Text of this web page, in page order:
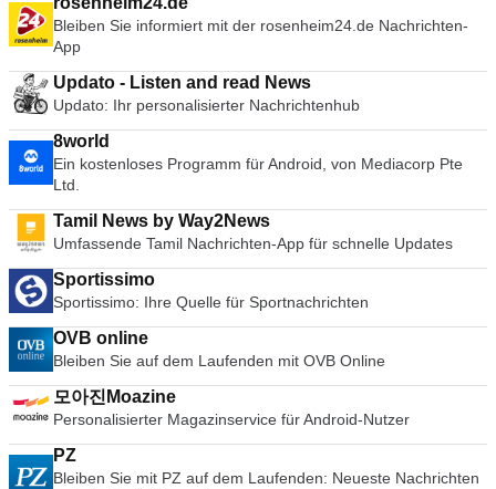
Bleiben Sie informiert mit der rosenheim24.de Nachrichten-
App
Updato - Listen and read News
Updato: Ihr personalisierter Nachrichtenhub
8world
Ein kostenloses Programm für Android, von Mediacorp Pte
Ltd.
Tamil News by Way2News
Umfassende Tamil Nachrichten-App für schnelle Updates
Sportissimo
Sportissimo: Ihre Quelle für Sportnachrichten
OVB online
Bleiben Sie auf dem Laufenden mit OVB Online
모아진Moazine
Personalisierter Magazinservice für Android-Nutzer
PZ
Bleiben Sie mit PZ auf dem Laufenden: Neueste Nachrichten